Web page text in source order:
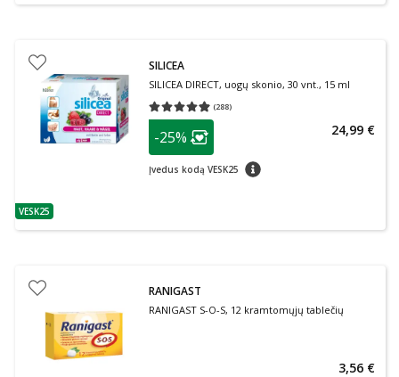
patarimas
VESK25
SILICEA
SILICEA DIRECT, uogų skonio, 30 vnt., 15 ml
(288)
Vidutinis įvertinimas 4.91
patarimas
Lojalumo klubo narių nuolaida
-25%
Įvedus kodą VESK25 patarimas
24,99 €
RANIGAST
RANIGAST S-O-S, 12 kramtomųjų tablečių
3,56 €